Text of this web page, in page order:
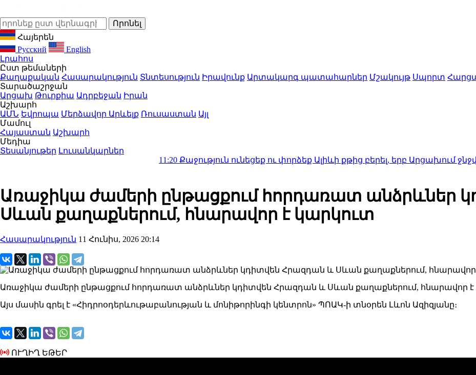
Հայերեն
Русский
English
Լրահոս
Ըստ թեմաների
Քաղաքական Հասարակություն Տնտեսություն Իրավունք Արտակարգ պատահարներ Մշակույթ Սպորտ
Տարածաշրջան
Արցախ Թուրքիա Ադրբեջան Իրան
Աշխարհ
ԱՄՆ Եվրոպա Մերձավոր Արևելք Ռուսաստան Այլ
Մամուլ
Հայաստան Աշխարհ
Մեդիա
Տեսանյութեր Լուսանկարներ
Քաջություն ունեցեք ու փորձեք Ալիևի քթից բերել, երբ Արցախում ջնջվում է
Առաջիկա ժամերի ընթացքում հորդառատ անձրևներ
Սևան քաղաքներում, հնարավոր է կարկուտ
Հասարակություն 11 Հունիս, 2026 20:14
Առաջիկա ժամերի ընթացքում հորդառատ անձրևներ կդիտվեն Հրազդան և Սևան քաղաքներում, հնարավոր է
Այս մասին գրել է «Հիդրոօդերևութաբանության և մոնիթորինգի կենտրոն» ՊՈԱԿ-ի տնօրեն Լևոն Ազիզյանը։
ՈՒՂԻՂ ԵԹԵՐ